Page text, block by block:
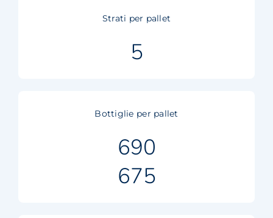
Strati per pallet
5
Bottiglie per pallet
690
675